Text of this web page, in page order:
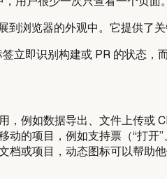
浏览器的外观中。它提供了关
即识别构建或 PR 的状态，
例如数据导出、文件上传或
的项目，例如支持票（“打开”
或项目，动态图标可以帮助